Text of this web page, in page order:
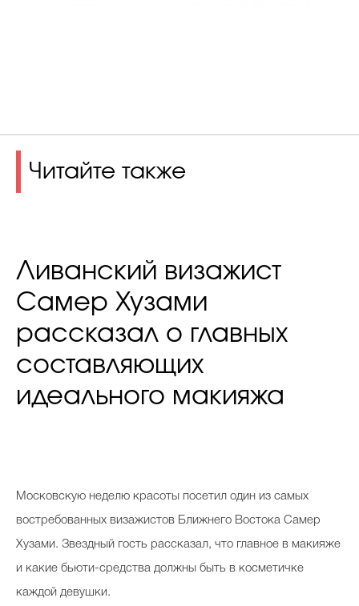
Читайте также
Ливанский визажист
Самер Хузами
рассказал о главных
составляющих
идеального макияжа
Московскую неделю красоты посетил один из самых
востребованных визажистов Ближнего Востока Самер
Хузами. Звездный гость рассказал, что главное в макияже
и какие бьюти-средства должны быть в косметичке
каждой девушки.